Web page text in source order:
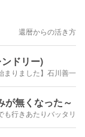
還暦からの活き方
ドリー)
まりました】石川善一
が無くなった～
も行きあたりバッタリ